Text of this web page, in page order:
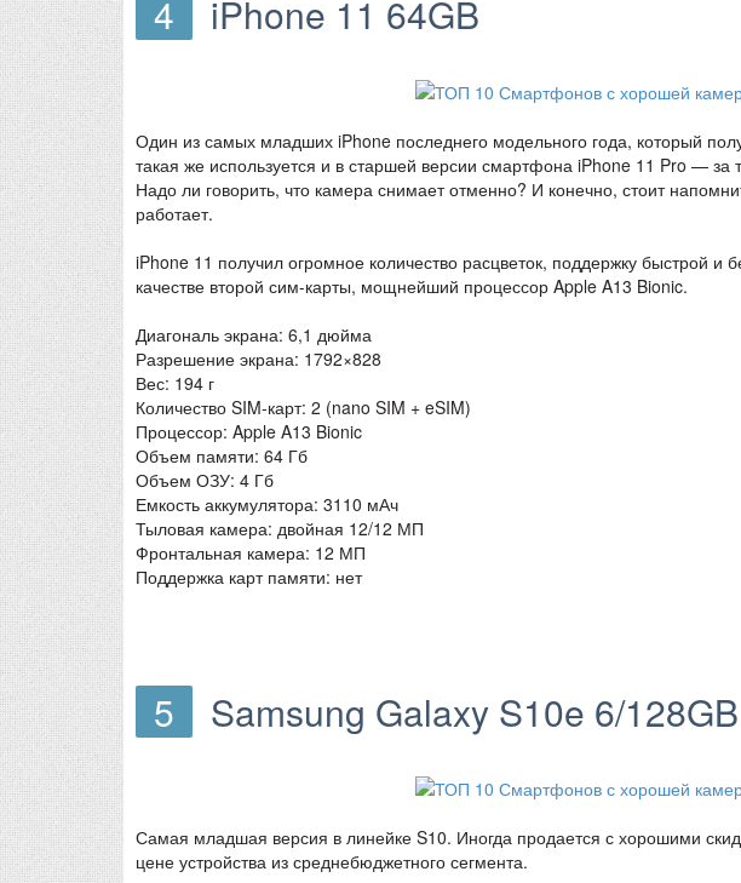
4 iPhone 11 64GB
Один из самых младших iPhone последнего модельного года, который
такая же используется и в старшей версии смартфона iPhone 11 Pro — за
Надо ли говорить, что камера снимает отменно? И конечно, стоит
работает.
iPhone 11 получил огромное количество расцветок, поддержку быстрой и
качестве второй сим-карты, мощнейший процессор Apple A13 Bionic.
Диагональ экрана: 6,1 дюйма
Разрешение экрана: 1792×828
Вес: 194 г
Количество SIM-карт: 2 (nano SIM + eSIM)
Процессор: Apple A13 Bionic
Объем памяти: 64 Гб
Объем ОЗУ: 4 Гб
Емкость аккумулятора: 3110 мАч
Тыловая камера: двойная 12/12 МП
Фронтальная камера: 12 МП
Поддержка карт памяти: нет
5 Samsung Galaxy S10e 6/128GB
Самая младшая версия в линейке S10. Иногда продается с хорошими
цене устройства из среднебюджетного сегмента.